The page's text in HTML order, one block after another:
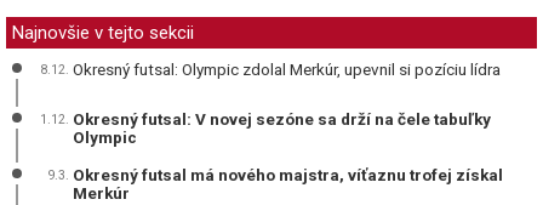
Najnovšie v tejto sekcii
8.12. Okresný futsal: Olympic zdolal Merkúr, upevnil si pozíciu lídra
1.12. Okresný futsal: V novej sezóne sa drží na čele tabuľky
Olympic
9.3. Okresný futsal má nového majstra, víťaznu trofej získal
Merkúr